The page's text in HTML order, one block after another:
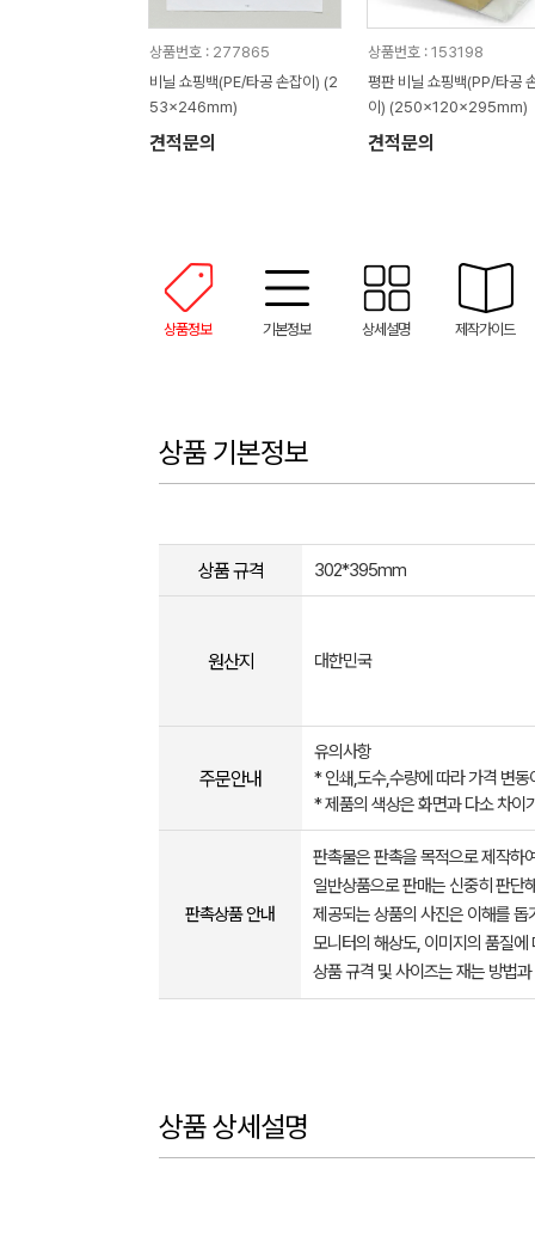
상품번호 : 277865
비닐 쇼핑백(PE/타공 손잡이) (2
53x246mm)
견적문의
상품번호 : 153198
평판 비닐 쇼핑백(PP/타공
이) (250x120x295mm)
견적문의
상품정보 기본정보 상세설명 제작가이드
상품 기본정보
상품 규격 302*395mm
원산지 대한민국
주문안내
유의사항
* 인쇄,도수,수량에 따라 가격 변
* 제품의 색상은 화면과 다소 차이
판촉상품 안내
판촉물은 판촉을 목적으로 제작하
일반상품으로 판매는 신중히 판단
제공되는 상품의 사진은 이해를
모니터의 해상도, 이미지의 품질
상품 규격 및 사이즈는 재는 방법
상품 상세설명